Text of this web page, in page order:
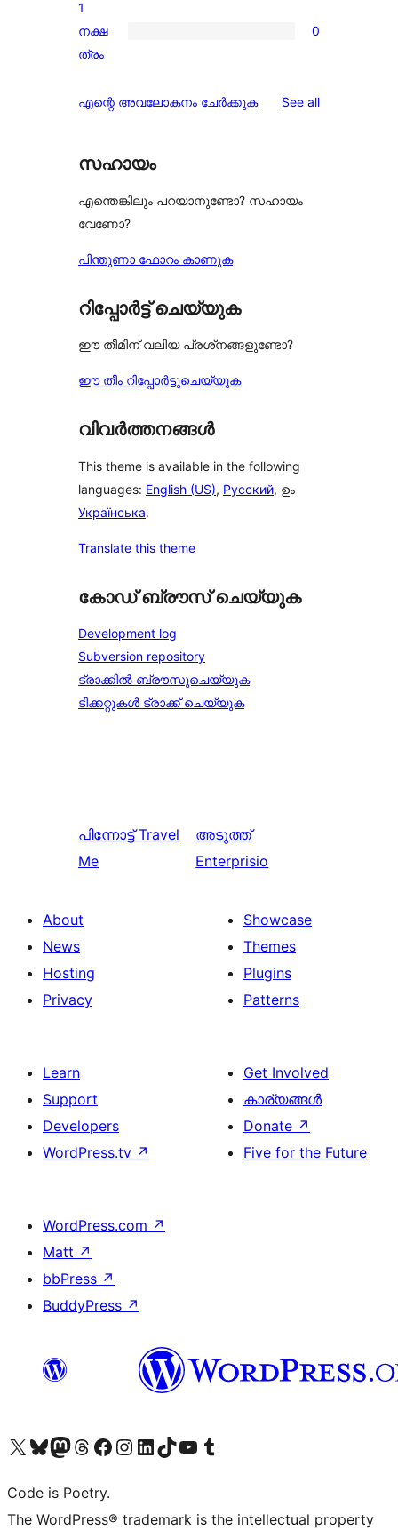
reviews
1-
reviews
1
നക്ഷ
ത്രം
0
എന്റെ അവലോകനം ചേർക്കുക See allreviews
സഹായം
എന്തെങ്കിലും പറയാനുണ്ടോ? സഹായം
വേണോ?
പിന്തുണാ ഫോറം കാണുക
റിപ്പോർട്ട് ചെയ്യുക
ഈ തീമിന് വലിയ പ്രശ്‌നങ്ങളുണ്ടോ?
ഈ തീം റിപ്പോർട്ടുചെയ്യുക
വിവർത്തനങ്ങൾ
This theme is available in the following
languages: English (US), Русский, ഉം
Українська.
Translate this theme
കോഡ് ബ്രൗസ് ചെയ്യുക
Development log
Subversion repository
ട്രാക്കിൽ ബ്രൗസുചെയ്യുക
ടിക്കറ്റുകൾ ട്രാക്ക് ചെയ്യുക
പിന്നോട്ട് Travel
Me
അടുത്ത്
Enterprisio
About
News
Hosting
Privacy
Showcase
Themes
Plugins
Patterns
Learn
Support
Developers
WordPress.tv ↗
Get Involved
കാര്യങ്ങള്‍
Donate ↗
Five for the Future
WordPress.com ↗
Matt ↗
bbPress ↗
BuddyPress ↗
Visit our X (formerly Twitter) account
ഞങ്ങളുടെ ബ്ലൂസ്കൈ അക്കൗണ്ട് സന്ദർശിക്കുക
Visit our Mastodon account
ഞങ്ങളുടെ ത്രെഡ്സ് അക്കൗണ്ട് സന്ദർശിക്കുക
Visit our Facebook page
Visit our Instagram account
Visit our LinkedIn account
ഞങ്ങളുടെ ടിക് ടോക് അക്കൗണ്ട് സന്ദർശിക്കുക
Visit our YouTube channel
ഞങ്ങളുടെ ടംബ്ലർ അക്കൗണ്ട് സന്ദർശിക്കുക
Code is Poetry.
The WordPress® trademark is the intellectual property